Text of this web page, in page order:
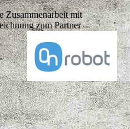
Zusammenarbeit mit
zum Partner